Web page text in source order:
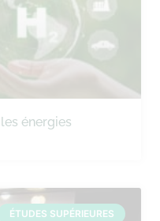
énergies
ÉTUDES SUPÉRIEURES